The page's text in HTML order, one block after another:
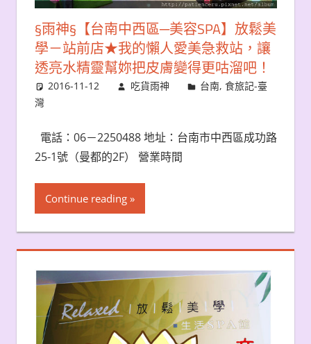
§雨神§【台南中西區─美容SPA】放鬆美
學－站前店★我的懶人愛美急救站，讓
透亮水精靈幫妳把皮膚變得更咕溜吧！
2016-11-12 吃貨雨神 台南,食旅記-臺
灣
電話：06－2250488 地址：台南市中西區成功路
25-1號（曼都的2F） 營業時間
Continue reading